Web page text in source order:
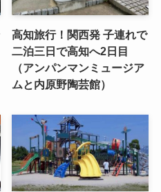
高知旅行！関西発 子連れで
二泊三日で高知へ2日目
（アンパンマンミュージア
ムと内原野陶芸館）